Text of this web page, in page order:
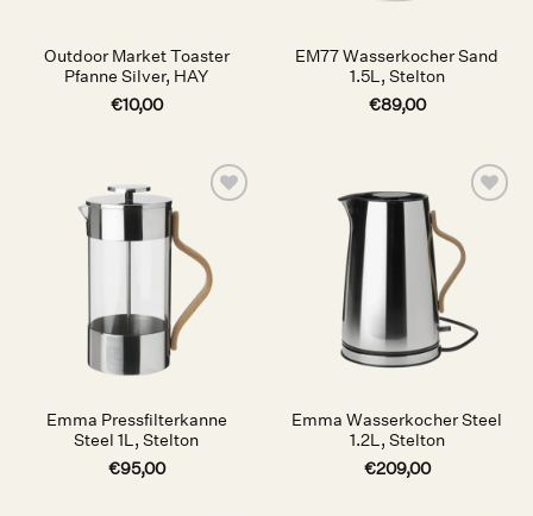
Outdoor Market Toaster
Pfanne Silver, HAY
€10,00
EM77 Wasserkocher Sand
1.5L, Stelton
€89,00
Auf die
Wunschliste
Emma Pressfilterkanne
Steel 1L, Stelton
€95,00
Wunschliste
Emma Wasserkocher Steel
1.2L, Stelton
€209,00